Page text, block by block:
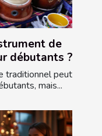
de
débutants ?
traditionnel peut
mais...